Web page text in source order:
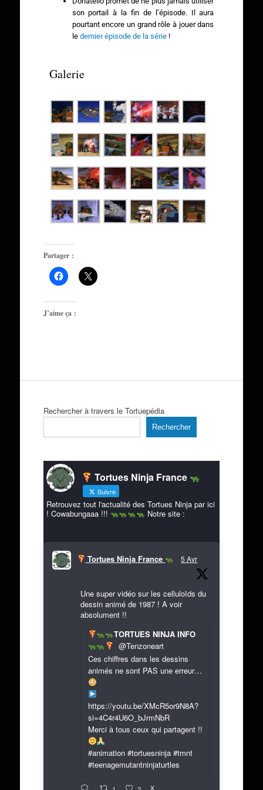
son portail à la fin de l’épisode. Il aura
pourtant encore un grand rôle à jouer dans
le dernier épisode de la série!
Galerie
Partager :
J’aime ça :
Rechercher à travers le Tortuepédia
Rechercher
Tortues Ninja France
Suivre
Retrouvez tout l'actualité des Tortues Ninja par ici
! Cowabungaaa !!!
Notre site :
Tortues Ninja France 5 Avr
Une super vidéo sur les celluloïds du
dessin animé de 1987 ! A voir
absolument !!
TORTUES NINJA INFO
@Tenzoneart
Ces chiffres dans les dessins
animés ne sont PAS une erreur…
https://youtu.be/XMcR5or9N8A?
si=4C4r4U6O_bJrmNbR
Merci à tous ceux qui partagent !!
#animation #tortuesninja #tmnt
#teenagemutantninjaturtles
X